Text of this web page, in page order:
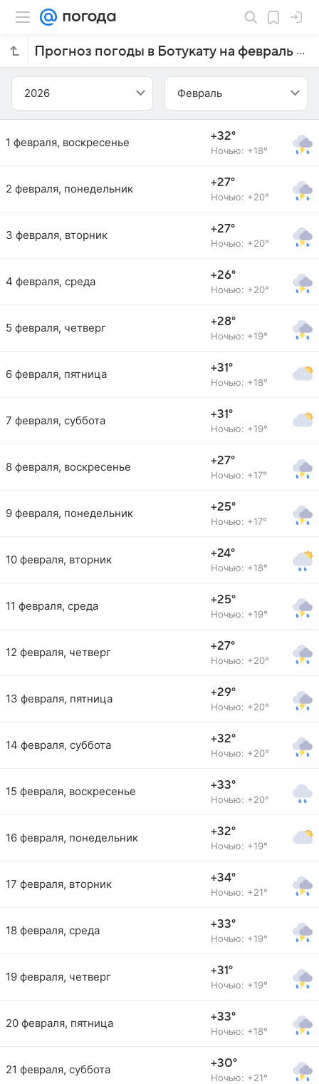
Прогноз погоды в Ботукату на февраль 2026 года
2026 Февраль
1 февраля, воскресенье +32°
Ночью: +18°
2 февраля, понедельник +27°
Ночью: +20°
3 февраля, вторник +27°
Ночью: +20°
4 февраля, среда +26°
Ночью: +20°
5 февраля, четверг +28°
Ночью: +19°
6 февраля, пятница +31°
Ночью: +18°
7 февраля, суббота +31°
Ночью: +19°
8 февраля, воскресенье +27°
Ночью: +17°
9 февраля, понедельник +25°
Ночью: +17°
10 февраля, вторник +24°
Ночью: +18°
11 февраля, среда +25°
Ночью: +19°
12 февраля, четверг +27°
Ночью: +20°
13 февраля, пятница +29°
Ночью: +20°
14 февраля, суббота +32°
Ночью: +20°
15 февраля, воскресенье +33°
Ночью: +20°
16 февраля, понедельник +32°
Ночью: +19°
17 февраля, вторник +34°
Ночью: +21°
18 февраля, среда +33°
Ночью: +19°
19 февраля, четверг +31°
Ночью: +19°
20 февраля, пятница +33°
Ночью: +18°
21 февраля, суббота +30°
Ночью: +21°